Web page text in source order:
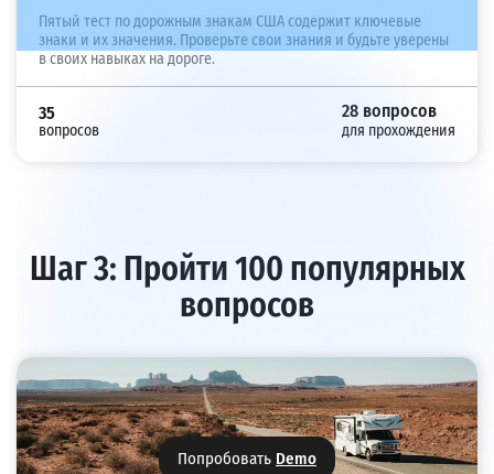
Пятый тест по дорожным знакам США содержит ключевые
знаки и их значения. Проверьте свои знания и будьте уверены
в своих навыках на дороге.
35
вопросов
28 вопросов
для прохождения
Шаг 3: Пройти 100 популярных
вопросов
Попробовать Demo